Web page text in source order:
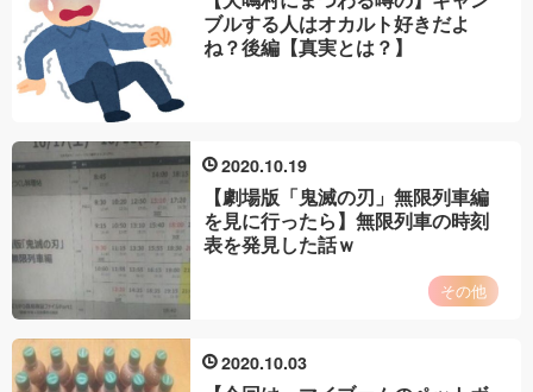
ブルする人はオカルト好きだよ
ね？後編【真実とは？】
2020 10 19
【劇場版「鬼滅の刃」無限列車編
を見に行ったら】無限列車の時刻
表を発見した話ｗ
その他
2020 10 03